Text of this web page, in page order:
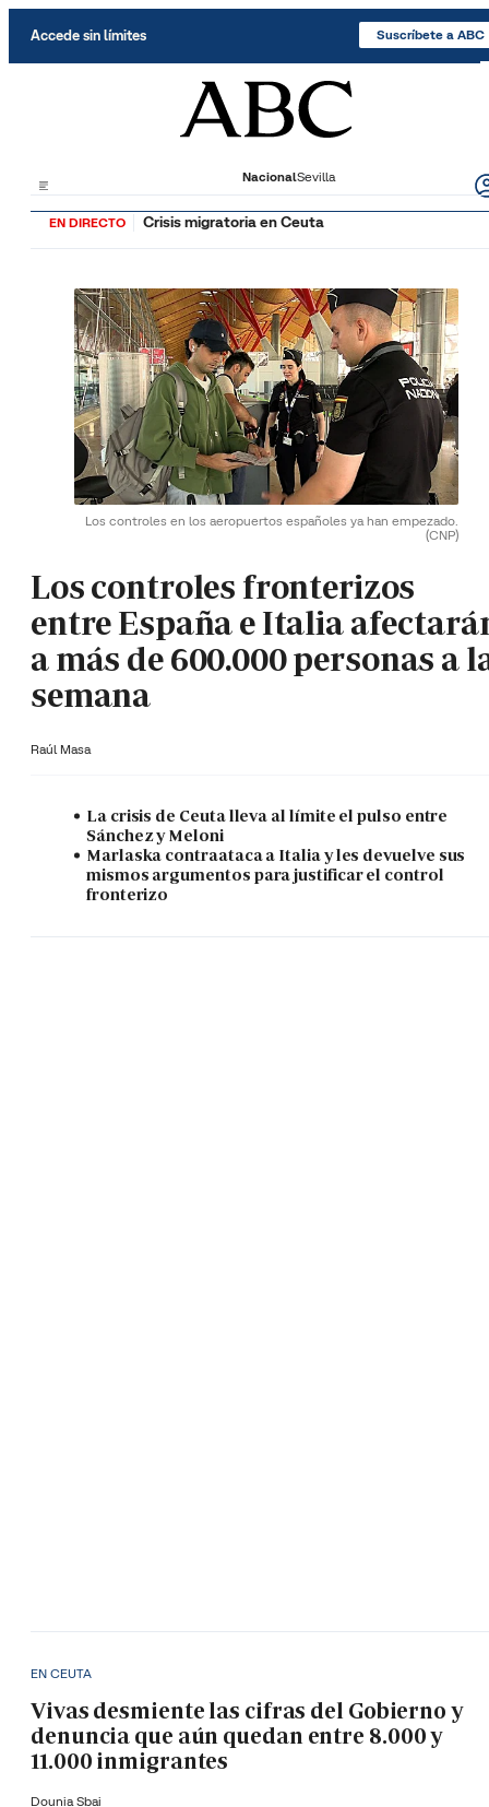
Accede sin límites Suscríbete a ABC
NacionalSevilla
EN DIRECTO Crisis migratoria en Ceuta
Los controles en los aeropuertos españoles ya han empezado.
(CNP)
Los controles fronterizos
entre España e Italia
a más de 600.000 personas a
semana
Raúl Masa
La crisis de Ceuta lleva al límite el pulso entre
Sánchez y Meloni
Marlaska contraataca a Italia y les devuelve sus
mismos argumentos para justificar el control
fronterizo
EN CEUTA
Vivas desmiente las cifras del Gobierno y
denuncia que aún quedan entre 8.000 y
11.000 inmigrantes
Dounia Sbai